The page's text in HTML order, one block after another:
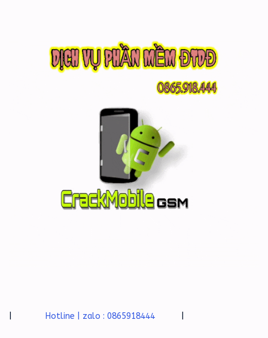
Hotline | zalo : 0865918444